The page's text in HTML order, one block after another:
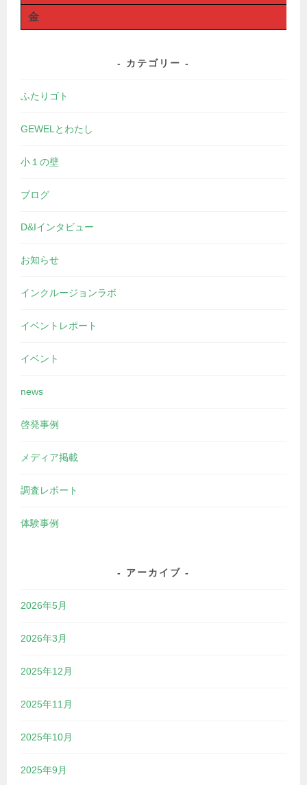
金
カテゴリー
ふたりゴト
GEWELとわたし
小１の壁
ブログ
D&Iインタビュー
お知らせ
インクルージョンラボ
イベントレポート
イベント
news
啓発事例
メディア掲載
調査レポート
体験事例
アーカイブ
2026年5月
2026年3月
2025年12月
2025年11月
2025年10月
2025年9月